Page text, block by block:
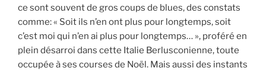
ce sont souvent de gros coups de blues, des constats
comme: « Soit ils n’en ont plus pour longtemps, soit
c’est moi qui n’en ai plus pour longtemps… », proféré en
plein désarroi dans cette Italie Berlusconienne, toute
occupée à ses courses de Noël. Mais aussi des instants